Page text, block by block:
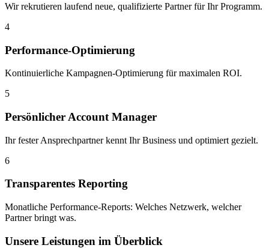
Wir rekrutieren laufend neue, qualifizierte Partner für Ihr Programm.
4
Performance-Optimierung
Kontinuierliche Kampagnen-Optimierung für maximalen ROI.
5
Persönlicher Account Manager
Ihr fester Ansprechpartner kennt Ihr Business und optimiert gezielt.
6
Transparentes Reporting
Monatliche Performance-Reports: Welches Netzwerk, welcher
Partner bringt was.
Unsere Leistungen im Überblick